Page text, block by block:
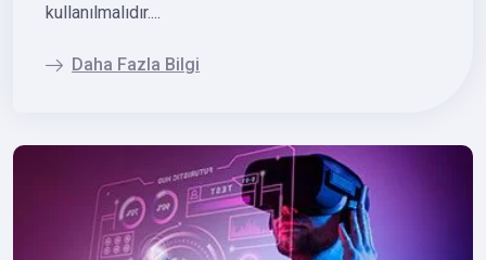
kullanılmalıdır....
Daha Fazla Bilgi